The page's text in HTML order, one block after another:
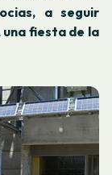
a seguir
fiesta de la